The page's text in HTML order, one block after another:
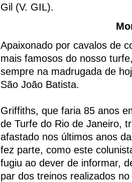
Gil (V. GIL).
Apaixonado por cavalos de
mais famosos do nosso
sempre na madrugada de
São João Batista.
Griffiths, que faria 85 anos
de Turfe do Rio de Janeiro,
afastado nos últimos anos
fez parte, como este
fugiu ao dever de informar,
par dos treinos realizados